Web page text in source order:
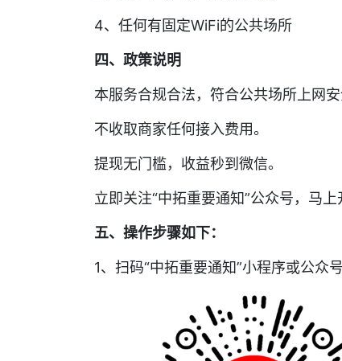
4、任何有固定WiFi的公共场所
四、政策说明
本服务合规合法，符合公共场所上网安
不收取商家任何接入费用。
提现无门槛，收益秒到微信。
立即关注“中拓重要通知”公众号，马上
五、操作步骤如下：
1、扫码“中拓重要通知”小程序或公众